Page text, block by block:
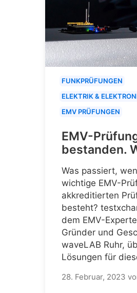
FUNKPRÜFUNGEN
ELEKTRIK &
EMV PRÜFUNGEN
EMV-
bestanden.
Was passiert,
wichtige EMV-
akkreditierten
besteht?
dem EMV-
Gründer und
waveLAB Ruhr,
Lösungen für
28. Februar, 2023